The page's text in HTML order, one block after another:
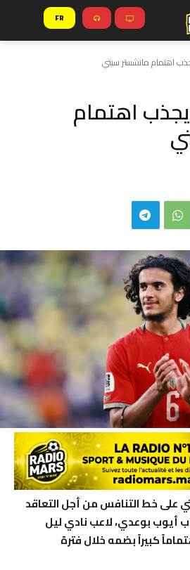
FR
اهتمام مانشستر سيتي
اهتمام
على خط التنافس من أجل التعاقد
أيوب بوعدي، لاعب نادي ليل
كبيراً بضمه خلال فترة